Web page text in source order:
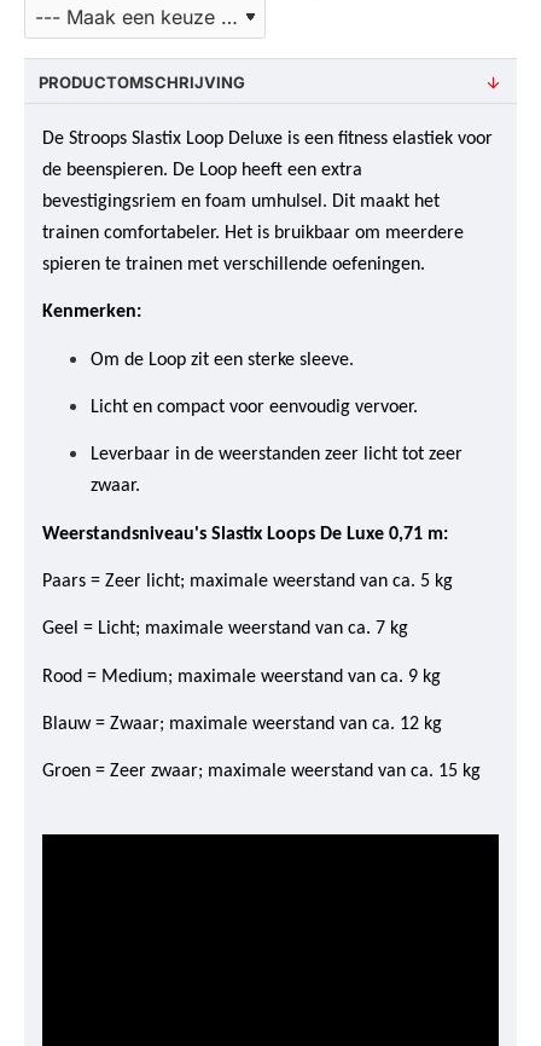
PRODUCTOMSCHRIJVING
De Stroops Slastix Loop Deluxe is een fitness elastiek voor
de beenspieren. De Loop heeft een extra
bevestigingsriem en foam umhulsel. Dit maakt het
trainen comfortabeler. Het is bruikbaar om meerdere
spieren te trainen met verschillende oefeningen.
Kenmerken:
Om de Loop zit een sterke sleeve.
Licht en compact voor eenvoudig vervoer.
Leverbaar in de weerstanden zeer licht tot zeer
zwaar.
Weerstandsniveau's Slastix Loops De Luxe 0,71 m:
Paars = Zeer licht; maximale weerstand van ca. 5 kg
Geel = Licht; maximale weerstand van ca. 7 kg
Rood = Medium; maximale weerstand van ca. 9 kg
Blauw = Zwaar; maximale weerstand van ca. 12 kg
Groen = Zeer zwaar; maximale weerstand van ca. 15 kg